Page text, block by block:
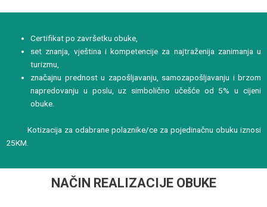
Certifikat po završetku obuke,
set znanja, vještina i kompetencije za najtraženija zanimanja u
turizmu,
značajnu prednost u zapošljavanju, samozapošljavanju i brzom
napredovanju u poslu, uz simbolično učešće od 5% u cijeni
obuke.
Kotizacija za odabrane polaznike/ce za pojedinačnu obuku iznosi
25KM.
NAČIN REALIZACIJE OBUKE